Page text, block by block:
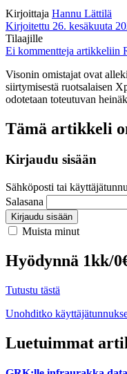
Kirjoittaja Hannu Lättilä
Kirjoitettu 26. kesäkuuta
Tilaajille
Ei kommentteja artikkeliin
Visonin omistajat ovat
siirtymisestä ruotsalaisen
odotetaan toteutuvan
Tämä artikkeli
Kirjaudu sisään
Sähköposti tai
Salasana
Kirjaudu sisään
Muista minut
Hyödynnä 1kk/
Tutustu tästä
Unohditko
Luetuimmat